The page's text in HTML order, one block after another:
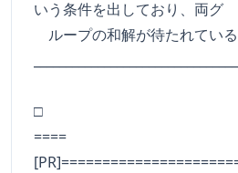
いう条件を出しており、両グ
ループの和解が待たれている
□
====